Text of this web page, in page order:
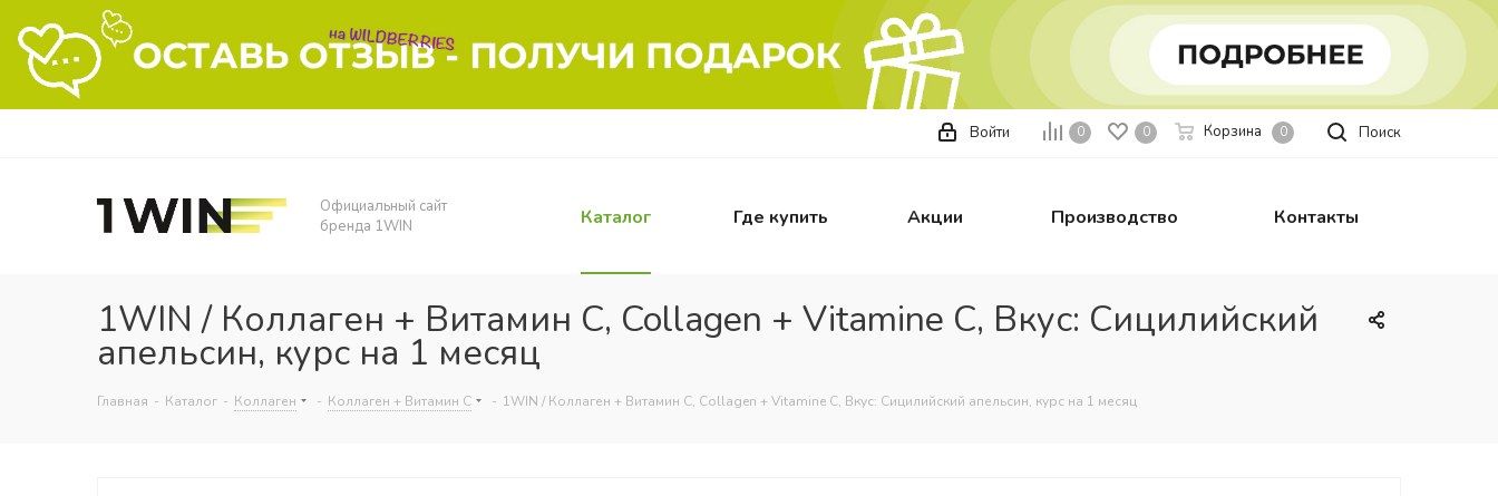
Поиск
0 0 Корзина 0
Войти
Официальный сайт
бренда 1WIN
Каталог Где купить Акции Производство Контакты
1WIN / Коллаген + Витамин С, Collagen + Vitamine C, Вкус: Сицилийский
апельсин, курс на 1 месяц
Главная - Каталог - Коллаген - Коллаген + Витамин С - 1WIN / Коллаген + Витамин С, Collagen + Vitamine C, Вкус: Сицилийский апельсин, курс на 1 месяц